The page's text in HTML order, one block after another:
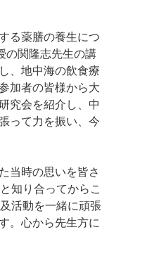
る薬膳の養生につ
の関隆志先生の講
、地中海の飲食療
加者の皆様から大
究会を紹介し、中
って力を振い、今
当時の思いを皆さ
知り合ってからこ
活動を一緒に頑張
。心から先生方に